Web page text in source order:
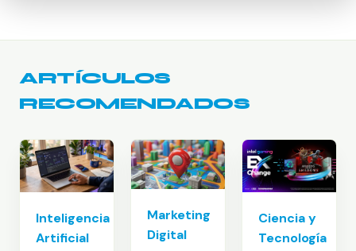
ARTÍCULOS
RECOMENDADOS
Inteligencia
Artificial
Marketing
Digital
Ciencia y
Tecnología